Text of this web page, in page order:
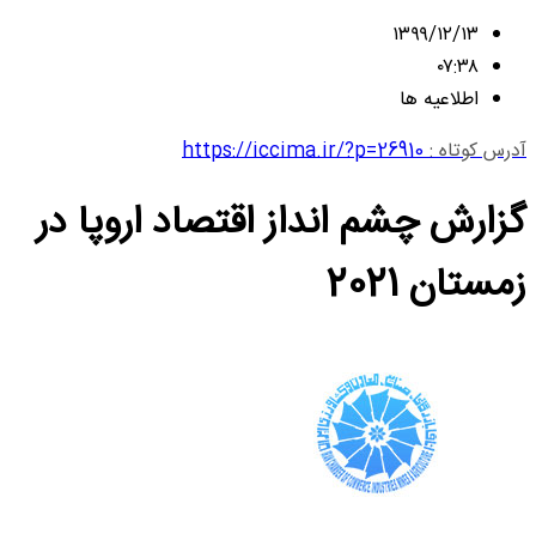
۱۳۹۹/۱۲/۱۳
۰۷:۳۸
اطلاعیه ها
آدرس کوتاه :https://iccima.ir/?p=26910
گزارش چشم انداز اقتصاد اروپا در
زمستان 2021